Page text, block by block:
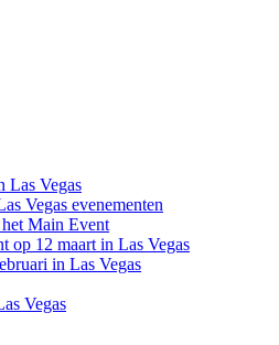
Las Vegas
Vegas evenementen
Main Event
op 12 maart in Las Vegas
in Las Vegas
Vegas